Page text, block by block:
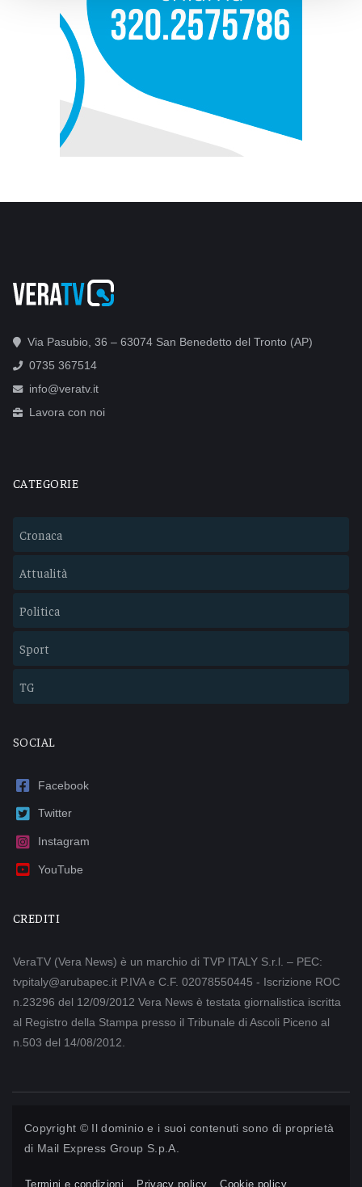
Via Pasubio, 36 – 63074 San Benedetto del Tronto (AP)
0735 367514
info@veratv.it
Lavora con noi
CATEGORIE
Cronaca
Attualità
Politica
Sport
TG
SOCIAL
Facebook
Twitter
Instagram
YouTube
CREDITI
VeraTV (Vera News) è un marchio di TVP ITALY S.r.l. – PEC:
tvpitaly@arubapec.it P.IVA e C.F. 02078550445 - Iscrizione ROC
n.23296 del 12/09/2012 Vera News è testata giornalistica iscritta
al Registro della Stampa presso il Tribunale di Ascoli Piceno al
n.503 del 14/08/2012.
Copyright © Il dominio e i suoi contenuti sono di proprietà
di Mail Express Group S.p.A.
Termini e condizioni Privacy policy Cookie policy